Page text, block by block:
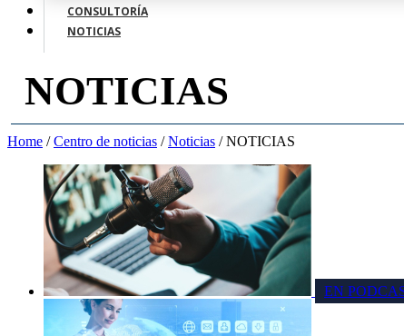
CONSULTORÍA
NOTICIAS
NOTICIAS
Home /Centro de noticias /Noticias /NOTICIAS
EN